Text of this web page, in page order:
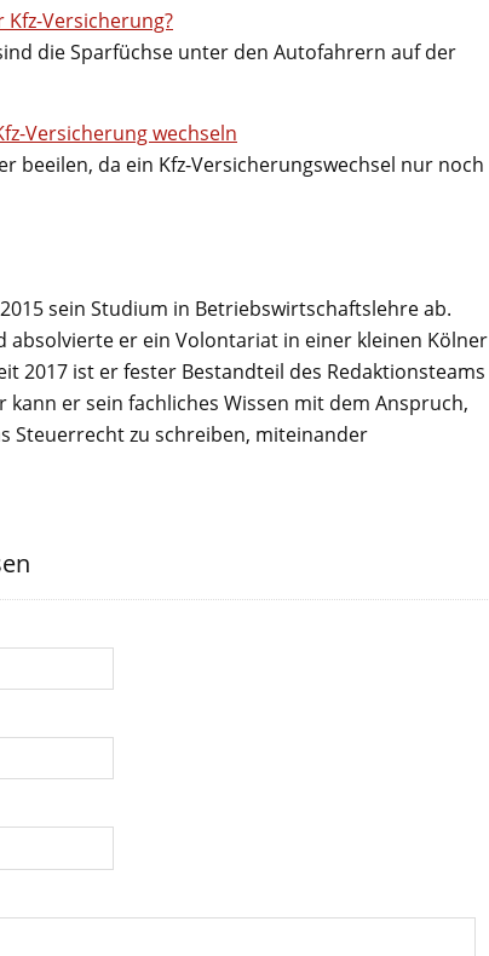
Versicherung?
die Sparfüchse unter den Autofahrern auf der
Versicherung wechseln
beeilen, da ein Kfz-Versicherungswechsel nur noch
sein Studium in Betriebswirtschaftslehre ab.
absolvierte er ein Volontariat in einer kleinen Kölner
2017 ist er fester Bestandteil des Redaktionsteams
kann er sein fachliches Wissen mit dem Anspruch,
Steuerrecht zu schreiben, miteinander